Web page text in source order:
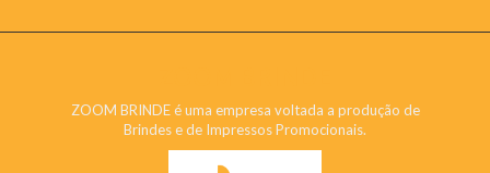
ZOOM BRINDE é uma empresa voltada a produção de
Brindes e de Impressos Promocionais.